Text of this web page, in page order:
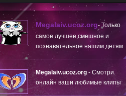
Megalaiv.ucoz.org- Только
самое лучшее,смешное и
познавательное нашим детям
Megalaiv.ucoz.org - Смотри
онлайн ваши любимые клипы